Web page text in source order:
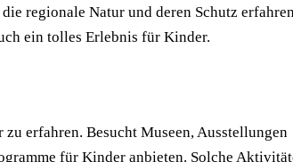
regionale Natur und deren Schutz
ein tolles Erlebnis für Kinder.
erfahren. Besucht Museen, Ausstellungen
für Kinder anbieten. Solche